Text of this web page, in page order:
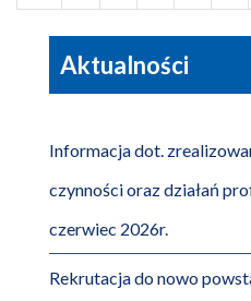
Aktualności
Informacja dot.
czynności oraz działań
czerwiec 2026r.
Rekrutacja do nowo